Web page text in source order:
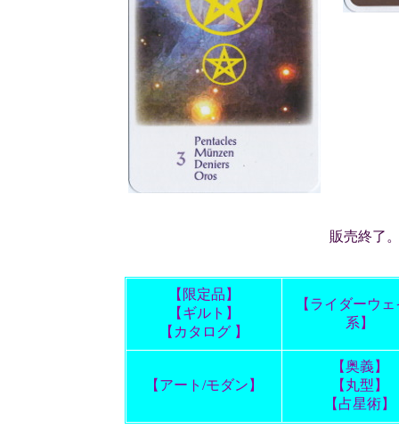
販売終了
【限定品】
【ギルト】
【カタログ 】
【ライダーウ
系】
【アート/モダン】
【奥義】
【丸型】
【占星術】